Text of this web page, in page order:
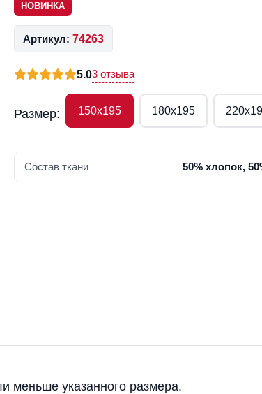
НОВИНКА
Артикул: 74263
5.03 отзыва
Размер: 150х195 180х195
Состав ткани 50% хлопок,
меньше указанного размера.